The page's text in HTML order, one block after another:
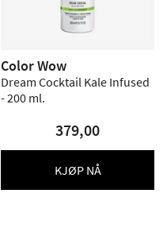
Color Wow
Dream Cocktail Kale Infused
- 200 ml.
379,00
KJØP NÅ